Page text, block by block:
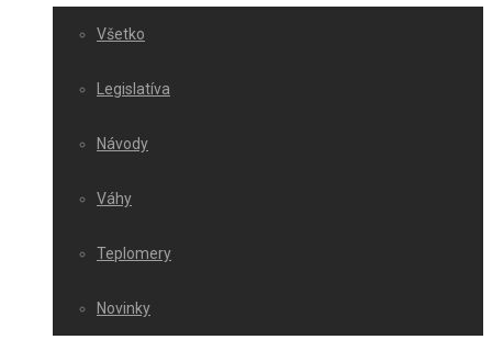
Všetko
Legislatíva
Návody
Váhy
Teplomery
Novinky